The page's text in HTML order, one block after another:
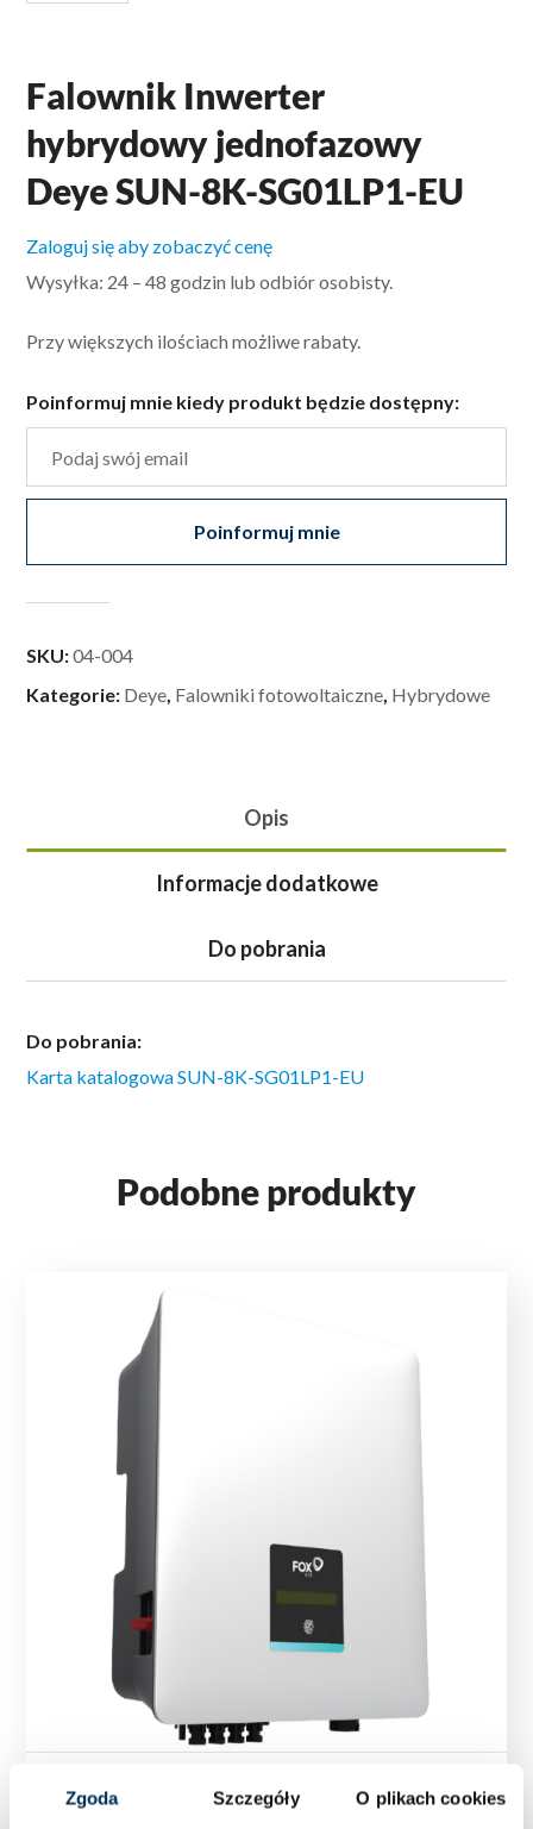
Zgoda Szczegóły O plikach cookies
Falownik Inwerter
hybrydowy jednofazowy
Deye SUN-8K-SG01LP1-EU
Zaloguj się aby zobaczyć cenę
Wysyłka: 24 – 48 godzin lub odbiór osobisty.
Przy większych ilościach możliwe rabaty.
Poinformuj mnie kiedy produkt będzie dostępny:
Poinformuj mnie
SKU:04-004
Kategorie: Deye, Falowniki fotowoltaiczne, Hybrydowe
Opis
Informacje dodatkowe
Do pobrania
Do pobrania:
Karta katalogowa SUN-8K-SG01LP1-EU
Podobne produkty
Falownik Inwerter FoxESS T6-G3 6 kW GD470